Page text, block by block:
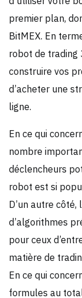
premier plan,
BitMEX. En
robot de trading
construire vos
d’acheter une
ligne.
En ce qui
nombre
déclencheurs
robot est si
D’un autre
d’algorithmes
pour ceux
matière de
En ce qui
formules au